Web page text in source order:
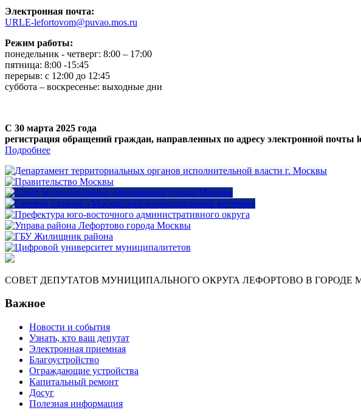
Электронная почта:
URLE-lefortovom@puvao.mos.ru
Режим работы:
понедельник - четверг: 8:00 – 17:00
пятница: 8:00 -15:45
перерыв: с 12:00 до 12:45
суббота – воскресенье: выходные дни
С 30 марта 2025 года
регистрация обращений граждан, направленных по адресу электронной
Подробнее
СОВЕТ ДЕПУТАТОВ МУНИЦИПАЛЬНОГО ОКРУГА ЛЕФОРТОВО В ГОРОДЕ
Важное
Новости и события
Узнать, кто ваш депутат
Электронная приемная
Благоустройство
Ограждающие устройства
Капитальный ремонт
Досуг
Полезная информация